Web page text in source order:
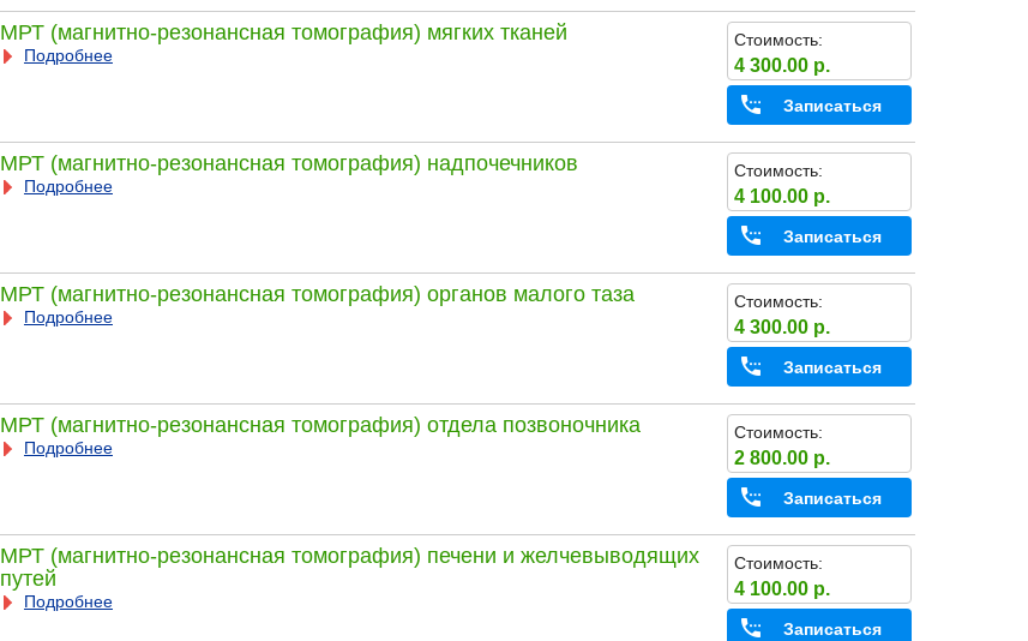
МРТ (магнитно-резонансная томография) мягких тканей
Подробнее
Стоимость:
4 300.00 р.
Записаться
МРТ (магнитно-резонансная томография) надпочечников
Подробнее
Стоимость:
4 100.00 р.
Записаться
МРТ (магнитно-резонансная томография) органов малого таза
Подробнее
Стоимость:
4 300.00 р.
Записаться
МРТ (магнитно-резонансная томография) отдела позвоночника
Подробнее
Стоимость:
2 800.00 р.
Записаться
МРТ (магнитно-резонансная томография) печени и желчевыводящих
путей
Подробнее
Стоимость:
4 100.00 р.
Записаться